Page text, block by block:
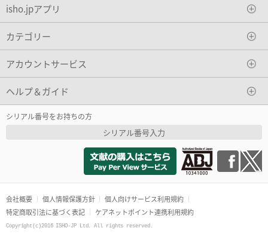
isho.jpアプリ
カテゴリー
アカウントサービス
ヘルプ＆ガイド
シリアル番号をお持ちの方
シリアル番号入力
会社概要 個人情報保護方針
個人向けサービス利用規約
特定商取引法に基づく表記
ケアネットポイント連携利用規約
Copyright(c)2016 ISHO-JP Ltd. All rights reserved.